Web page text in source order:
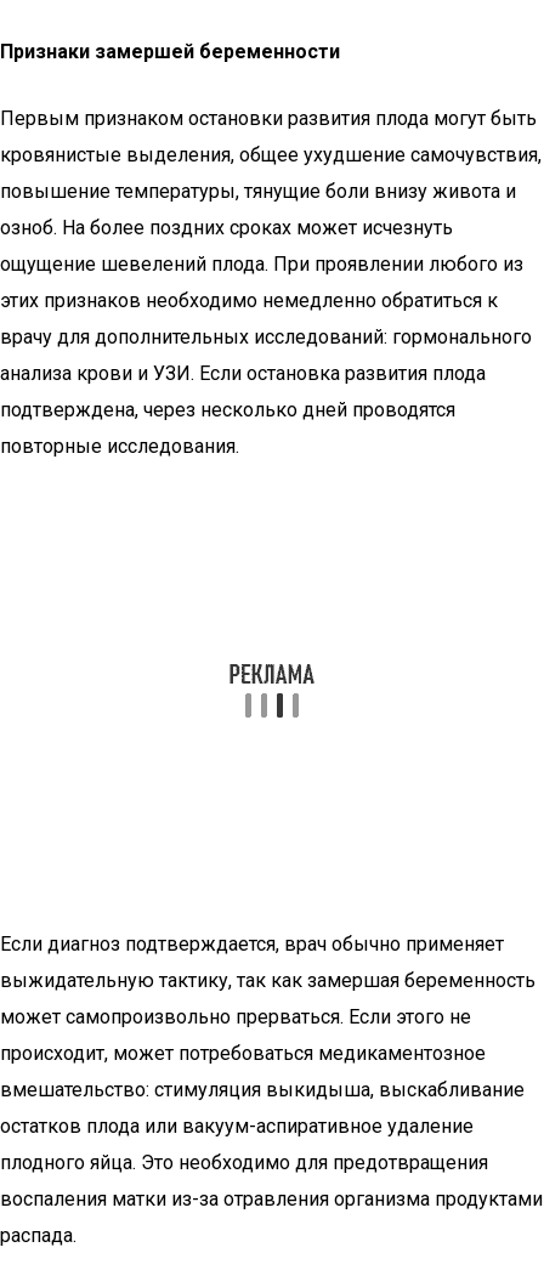
Признаки замершей беременности
Первым признаком остановки развития плода могут быть
кровянистые выделения, общее ухудшение самочувствия,
повышение температуры, тянущие боли внизу живота и
озноб. На более поздних сроках может исчезнуть
ощущение шевелений плода. При проявлении любого из
этих признаков необходимо немедленно обратиться к
врачу для дополнительных исследований: гормонального
анализа крови и УЗИ. Если остановка развития плода
подтверждена, через несколько дней проводятся
повторные исследования.
Если диагноз подтверждается, врач обычно применяет
выжидательную тактику, так как замершая беременность
может самопроизвольно прерваться. Если этого не
происходит, может потребоваться медикаментозное
вмешательство: стимуляция выкидыша, выскабливание
остатков плода или вакуум-аспиративное удаление
плодного яйца. Это необходимо для предотвращения
воспаления матки из-за отравления организма продуктами
распада.